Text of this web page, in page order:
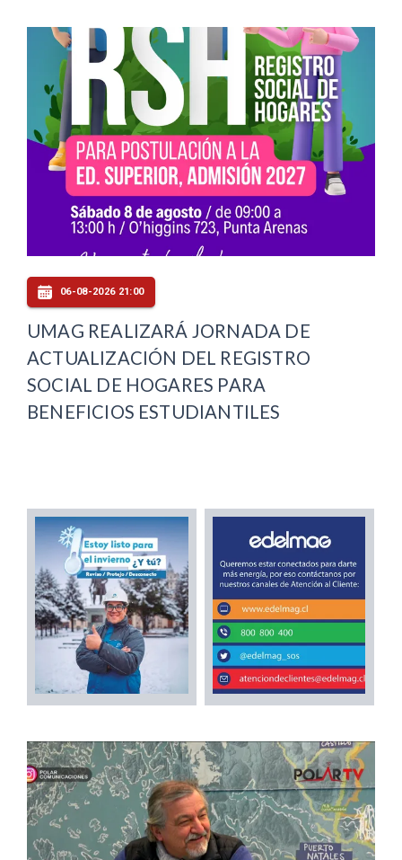
06-08-2026 21:00
UMAG REALIZARÁ JORNADA DE
ACTUALIZACIÓN DEL REGISTRO
SOCIAL DE HOGARES PARA
BENEFICIOS ESTUDIANTILES